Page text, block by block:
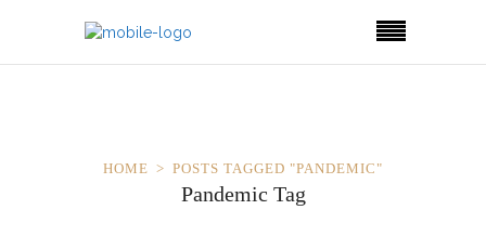
HOME POSTS TAGGED "PANDEMIC"
Pandemic Tag